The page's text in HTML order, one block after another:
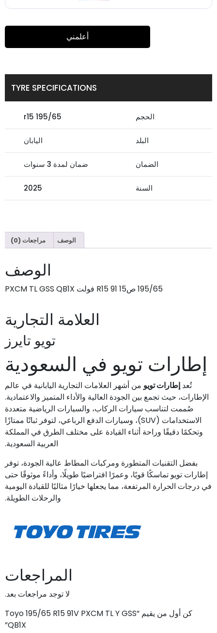
أعلمني
TYRE SPECIFICATIONS
الحجم 195/65 r15
البلد اليابان
الضمان ضمان لمدة 3 سنوات
السنة 2025
الوصف مراجعات (0)
الوصف
195/65 ص15 R15 91 فولت PXCM TL GSS QB1X
العلامة التجارية
تويو تايرز
إطارات تويو في السعودية
تُعد إطارات تويو من أشهر العلامات التجارية اليابانية في عالم
الإطارات، حيث تجمع بين الجودة العالية والأداء المتميز والاعتمادية.
صُممت لتناسب سيارات الركاب، والسيارات الرياضية متعددة
الاستخدامات (SUV)، وسيارات الدفع الرباعي، لتوفر ثباتًا ممتازًا
وتحكمًا دقيقًا وراحة أثناء القيادة على مختلف الطرق في المملكة
العربية السعودية.
بفضل التقنيات المتطورة ومركبات المطاط عالية الجودة، توفر
إطارات تويو تماسكًا قويًا، وعمرًا افتراضيًا طويلًا، وأداءً موثوقًا حتى
في درجات الحرارة المرتفعة، مما يجعلها خيارًا مثاليًا للقيادة اليومية
والرحلات الطويلة.
المراجعات
لا توجد مراجعات بعد.
كن أول من يقيم “Toyo 195/65 R15 91V PXCM TL Y GSS
QB1X”